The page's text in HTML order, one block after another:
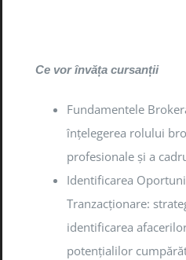
Ce vor învăța cursanții
Fundamentele
înțelegerea rolului
profesionale și a
Identificarea
Tranzacționare:
identificarea
potențialilor